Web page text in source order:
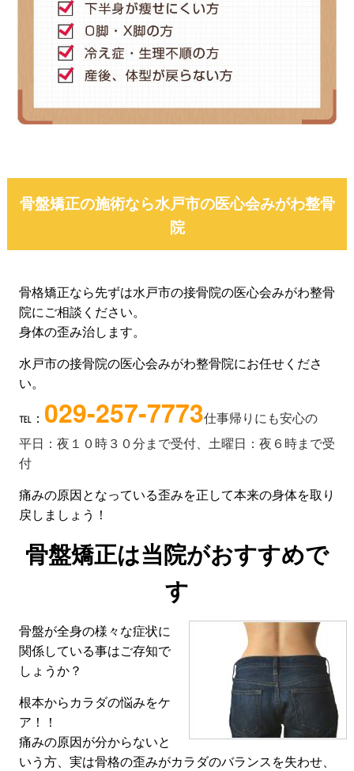
骨盤矯正の施術なら水戸市の医心会みがわ整骨
院
骨格矯正なら先ずは水戸市の接骨院の医心会みがわ整骨
院にご相談ください。
身体の歪み治します。
水戸市の接骨院の医心会みがわ整骨院にお任せくださ
い。
℡： 029-257-7773仕事帰りにも安心の
平日：夜１０時３０分まで受付、土曜日：夜６時まで受
付
痛みの原因となっている歪みを正して本来の身体を取り
戻しましょう！
骨盤矯正は当院がおすすめで
す
骨盤が全身の様々な症状に
関係している事はご存知で
しょうか？
根本からカラダの悩みをケ
ア！！
痛みの原因が分からないと
いう方、実は骨格の歪みがカラダのバランスを失わせ、